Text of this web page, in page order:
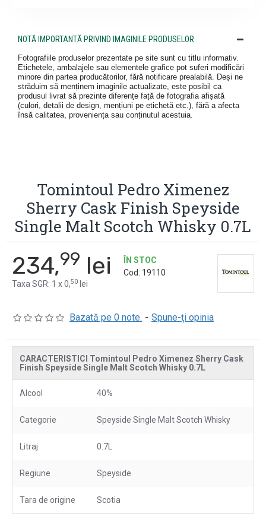
NOTĂ IMPORTANTĂ PRIVIND IMAGINILE PRODUSELOR
Fotografiile produselor prezentate pe site sunt cu titlu informativ.
Etichetele, ambalajele sau elementele grafice pot suferi modificări
minore din partea producătorilor, fără notificare prealabilă. Deși ne
străduim să menținem imaginile actualizate, este posibil ca
produsul livrat să prezinte diferențe față de fotografia afișată
(culori, detalii de design, mențiuni pe etichetă etc.), fără a afecta
însă calitatea, proveniența sau conținutul acestuia.
Tomintoul Pedro Ximenez
Sherry Cask Finish Speyside
Single Malt Scotch Whisky 0.7L
Bazată pe 0 note. - Spune-ţi opinia
234,99 lei
Taxa SGR: 1 x 0,50 lei
ÎN STOC
Cod: 19110
CARACTERISTICI Tomintoul Pedro Ximenez Sherry Cask
Finish Speyside Single Malt Scotch Whisky 0.7L
Alcool 40%
Categorie Speyside Single Malt Scotch Whisky
Litraj 0.7L
Regiune Speyside
Tara de origine Scotia